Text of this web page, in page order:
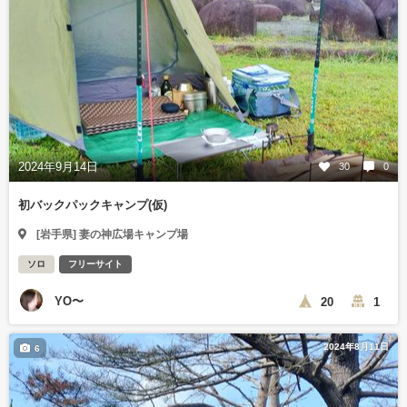
2024年9月14日 30 0
初バックパックキャンプ(仮)
[岩手県] 妻の神広場キャンプ場
ソロ フリーサイト
YO〜 20 1
2024年8月11日
6